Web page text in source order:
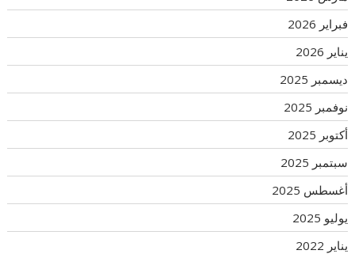
فبراير 2026
يناير 2026
ديسمبر 2025
نوفمبر 2025
أكتوبر 2025
سبتمبر 2025
أغسطس 2025
يوليو 2025
يناير 2022